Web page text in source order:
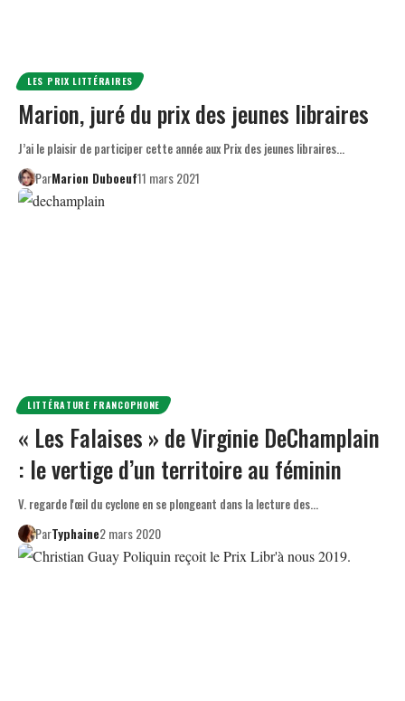
LES PRIX LITTÉRAIRES
Marion, juré du prix des jeunes libraires
J’ai le plaisir de participer cette année aux Prix des jeunes libraires…
ParMarion Duboeuf11 mars 2021
LITTÉRATURE FRANCOPHONE
« Les Falaises » de Virginie DeChamplain
: le vertige d’un territoire au féminin
V. regarde l'œil du cyclone en se plongeant dans la lecture des…
ParTyphaine2 mars 2020